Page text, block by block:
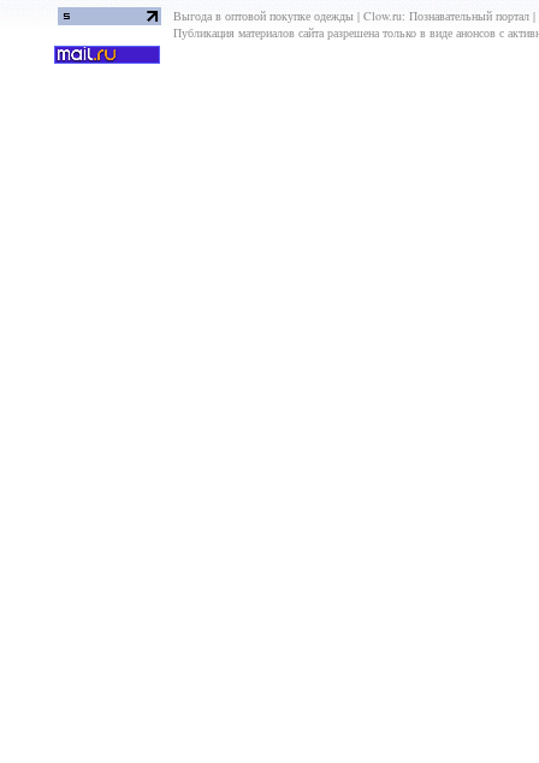
Выгода в оптовой покупке одежды | Clow.ru: Познавательный портал |
Публикация материалов сайта разрешена только в виде анонсов с